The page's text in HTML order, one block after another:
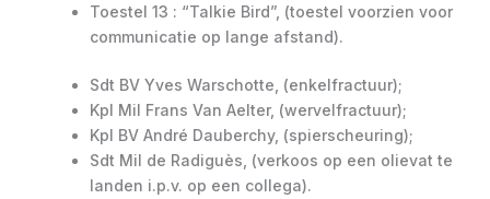
Toestel 13 : “Talkie Bird”, (toestel voorzien voor
communicatie op lange afstand).
Sdt BV Yves Warschotte, (enkelfractuur);
Kpl Mil Frans Van Aelter, (wervelfractuur);
Kpl BV André Dauberchy, (spierscheuring);
Sdt Mil de Radiguès, (verkoos op een olievat te
landen i.p.v. op een collega).